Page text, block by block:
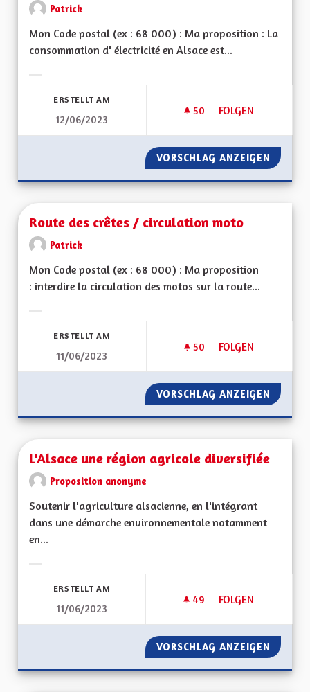
Patrick
Mon Code postal (ex : 68 000) : Ma proposition : La
consommation d' électricité en Alsace est...
ERSTELLT AM
12/06/2023
50 50 FOLLOWER
FOLGEN
INDÉPENDANCE
VORSCHLAG ANZEIGEN
Route des crêtes / circulation moto
Patrick
Mon Code postal (ex : 68 000) : Ma proposition
: interdire la circulation des motos sur la route...
ERSTELLT AM
11/06/2023
50 50 FOLLOWER
FOLGEN
ROUTE DES
VORSCHLAG ANZEIGEN
L'Alsace une région agricole diversifiée
Proposition anonyme
Soutenir l'agriculture alsacienne, en l'intégrant
dans une démarche environnementale notamment
en...
ERSTELLT AM
11/06/2023
49 49 FOLLOWER
FOLGEN
L'ALSACE UNE
VORSCHLAG ANZEIGEN